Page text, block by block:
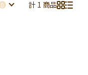
計 1 商品